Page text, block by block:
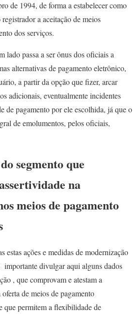
de 1994, de forma a estabelecer como
a aceitação de meios
dos serviços.
lado passa a ser ônus dos oficiais a
alternativas de pagamento eletrônico,
a partir da opção que fizer, arcar
adicionais, eventualmente incidentes
de pagamento por ele escolhida, já que o
de emolumentos, pelos oficiais,
segmento que
na
meios de pagamento
estas ações e medidas de modernização
importante divulgar aqui alguns dados
, que comprovam e atestam a
de meios de pagamento
que permitem a flexibilidade de